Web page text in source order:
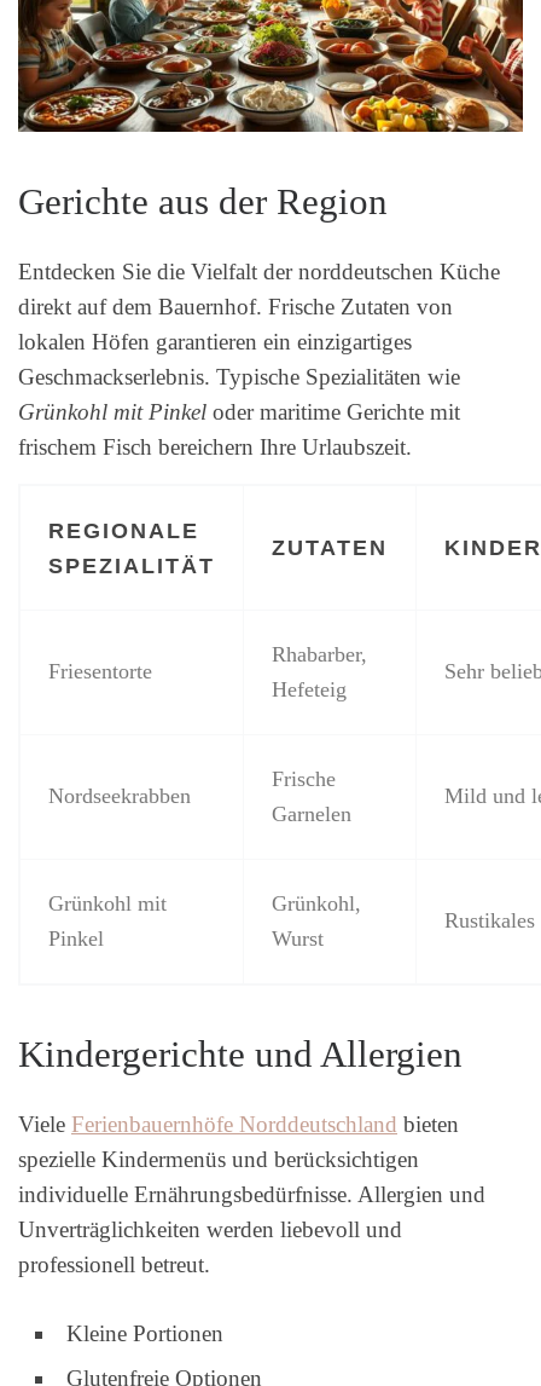
Gerichte aus der Region
Entdecken Sie die Vielfalt der norddeutschen Küche
direkt auf dem Bauernhof. Frische Zutaten von
lokalen Höfen garantieren ein einzigartiges
Geschmackserlebnis. Typische Spezialitäten wie
Grünkohl mit Pinkel oder maritime Gerichte mit
frischem Fisch bereichern Ihre Urlaubszeit.
REGIONALE
SPEZIALITÄT
ZUTATEN
Friesentorte
Rhabarber,
Hefeteig
Sehr
Nordseekrabben
Frische
Garnelen
Mild und
Grünkohl mit
Pinkel
Grünkohl,
Wurst
Rustikales
Kindergerichte und Allergien
Viele Ferienbauernhöfe Norddeutschland bieten
spezielle Kindermenüs und berücksichtigen
individuelle Ernährungsbedürfnisse. Allergien und
Unverträglichkeiten werden liebevoll und
professionell betreut.
Kleine Portionen
Glutenfreie Optionen